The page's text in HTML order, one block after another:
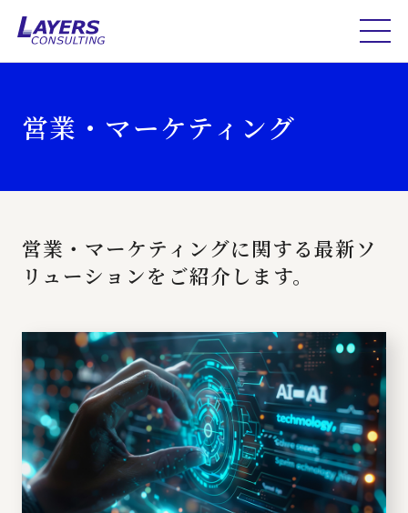
営業・マーケティング
営業・マーケティングに関する最新ソ
リューションをご紹介します。